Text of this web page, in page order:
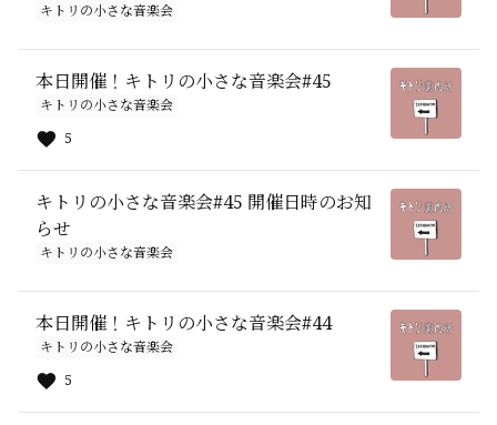
キトリの小さな音楽会
本日開催！キトリの小さな音楽会#45
キトリの小さな音楽会
5
キトリの小さな音楽会#45 開催日時のお知
らせ
キトリの小さな音楽会
本日開催！キトリの小さな音楽会#44
キトリの小さな音楽会
5